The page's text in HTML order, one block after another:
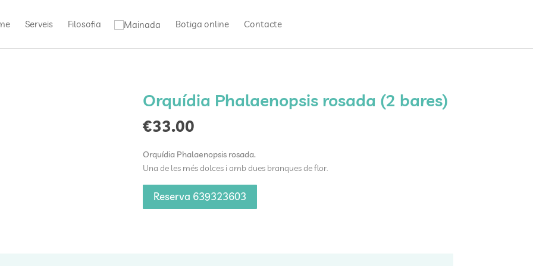
Serveis Filosofia Botiga online Contacte
Orquídia Phalaenopsis rosada (2 bares)
€33.00
Orquídia Phalaenopsis rosada.
Una de les més dolces i amb dues branques de flor.
Reserva 639323603